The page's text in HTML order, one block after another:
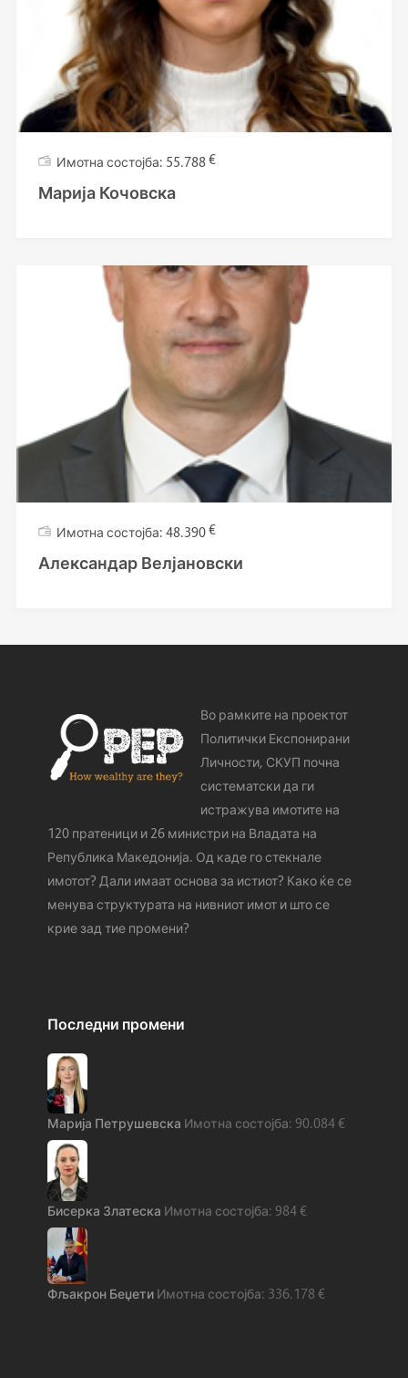
55.788€
Марија Кочовска
48.390€
Александар Велјановски
Во рамките на проектот
Политички Експонирани
Личности, СКУП почна
систематски да ги
истражува имотите на
120 пратеници и 26 министри на Владата на
Република Македонија. Од каде го стeкнале
имотот? Дали имаат основа за истиот? Како ќе се
менува структурата на нивниот имот и што се
крие зад тие промени?
Последни промени
Марија Петрушевска 90.084€
Бисерка Златеска 984€
Фљакрон Беџети 336.178 €